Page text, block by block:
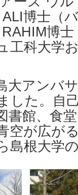
博士（
博
工科大学
大アンバ
した。自
書館、食
空が広が
島根大学